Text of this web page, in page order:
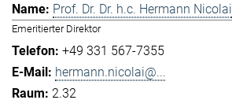
Prof. Dr. Dr. h.c. Hermann Nicolai
Emeritierter Direktor
+49 331 567-7355
hermann.nicolai@...
2.32